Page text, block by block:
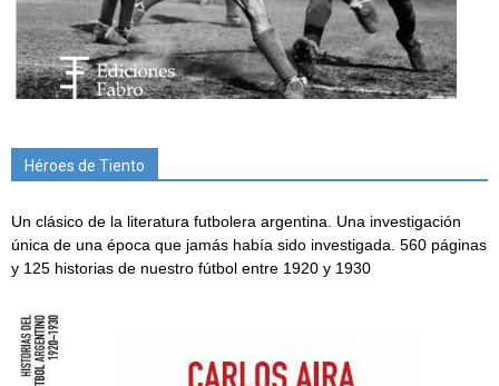
Héroes de Tiento
Un clásico de la literatura futbolera argentina. Una investigación
única de una época que jamás había sido investigada. 560 páginas
y 125 historias de nuestro fútbol entre 1920 y 1930